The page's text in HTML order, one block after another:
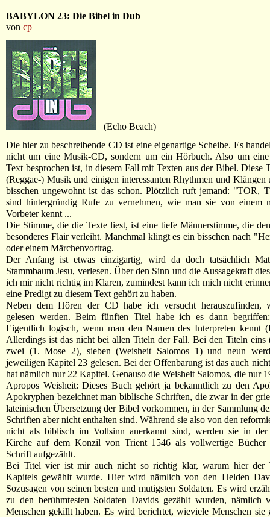
BABYLON 23: Die Bibel in Dub
von cp
(Echo Beach)
Die hier zu beschreibende CD ist eine eigenartige Scheibe. Es
nicht um eine Musik-CD, sondern um ein Hörbuch. Also um
Text besprochen ist, in diesem Fall mit Texten aus der Bibel. Diese
(Reggae-) Musik und einigen interessanten Rhythmen und Klängen
bisschen ungewohnt ist das schon. Plötzlich ruft jemand: "TOR,
sind hintergründig Rufe zu vernehmen, wie man sie von einem
Vorbeter kennt ...
Die Stimme, die die Texte liest, ist eine tiefe Männerstimme, die
besonderes Flair verleiht. Manchmal klingt es ein bisschen nach
oder einem Märchenvortrag.
Der Anfang ist etwas einzigartig, wird da doch tatsächlich
Stammbaum Jesu, verlesen. Über den Sinn und die Aussagekraft
ich mir nicht richtig im Klaren, zumindest kann ich mich nicht
eine Predigt zu diesem Text gehört zu haben.
Neben dem Hören der CD habe ich versucht herauszufinden,
gelesen werden. Beim fünften Titel habe ich es dann
Eigentlich logisch, wenn man den Namen des Interpreten kennt
Allerdings ist das nicht bei allen Titeln der Fall. Bei den Titeln eins
zwei (1. Mose 2), sieben (Weisheit Salomos 1) und neun
jeweiligen Kapitel 23 gelesen. Bei der Offenbarung ist das auch
hat nämlich nur 22 Kapitel. Genauso die Weisheit Salomos, die nur
Apropos Weisheit: Dieses Buch gehört ja bekanntlich zu den
Apokryphen bezeichnet man biblische Schriften, die zwar in der
lateinischen Übersetzung der Bibel vorkommen, in der Sammlung
Schriften aber nicht enthalten sind. Während sie also von den
nicht als biblisch im Vollsinn anerkannt sind, werden sie in der
Kirche auf dem Konzil von Trient 1546 als vollwertige Bücher
Schrift aufgezählt.
Bei Titel vier ist mir auch nicht so richtig klar, warum hier der
Kapitels gewählt wurde. Hier wird nämlich von den Helden
Sozusagen von seinen besten und mutigsten Soldaten. Es wird
zu den berühmtesten Soldaten Davids gezählt wurden, nämlich
Menschen gekillt haben. Es wird berichtet, wieviele Menschen sie